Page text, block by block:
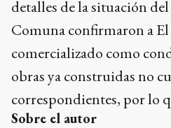
detalles de la situación
Comuna confirmaron a El
comercializado como
obras ya construidas no
correspondientes, por lo
Sobre el autor